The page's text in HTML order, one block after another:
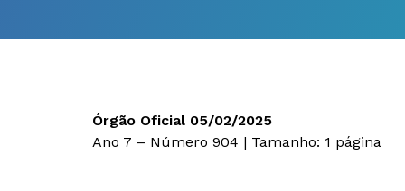
Órgão Oficial 05/02/2025
Ano 7 – Número 904 | Tamanho: 1 página